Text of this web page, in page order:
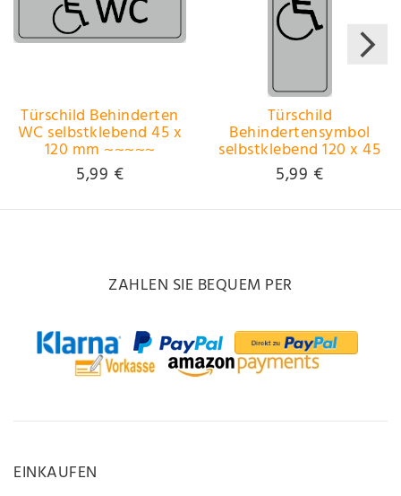
Türschild Behinderten
WC selbstklebend 45 x
120 mm ~~~~~
schneller Versand
innerhalb 24 Stunden
5,99 €
Türschild
Behindertensymbol
selbstklebend 120 x 45
mm ~~~~~ schneller
Versand innerhalb 24
5,99 €
ZAHLEN SIE BEQUEM PER
EINKAUFEN